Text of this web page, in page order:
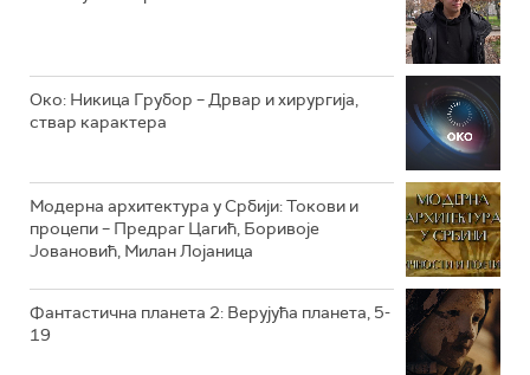
РТС КОЛО
Око: Никица Грубор – Дрвар и хирургија,
ствар карактера
Модерна архитектура у Србији: Токови и
процепи – Предраг Цагић, Боривоје
Јовановић, Милан Лојаница
Фантастична планета 2: Верујућа планета, 5-
19